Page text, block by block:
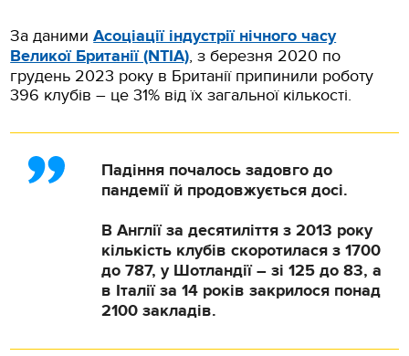
За данимиАсоціації індустрії нічного часу
Великої Британії (NTIA), з березня 2020 по
грудень 2023 року в Британії припинили роботу
396 клубів – це 31% від їх загальної кількості.
Падіння почалось задовго до
пандемії й продовжується досі.
В Англії за десятиліття з 2013 року
кількість клубів скоротилася з 1700
до 787, у Шотландії – зі 125 до 83, а
в Італії за 14 років закрилося понад
2100 закладів.